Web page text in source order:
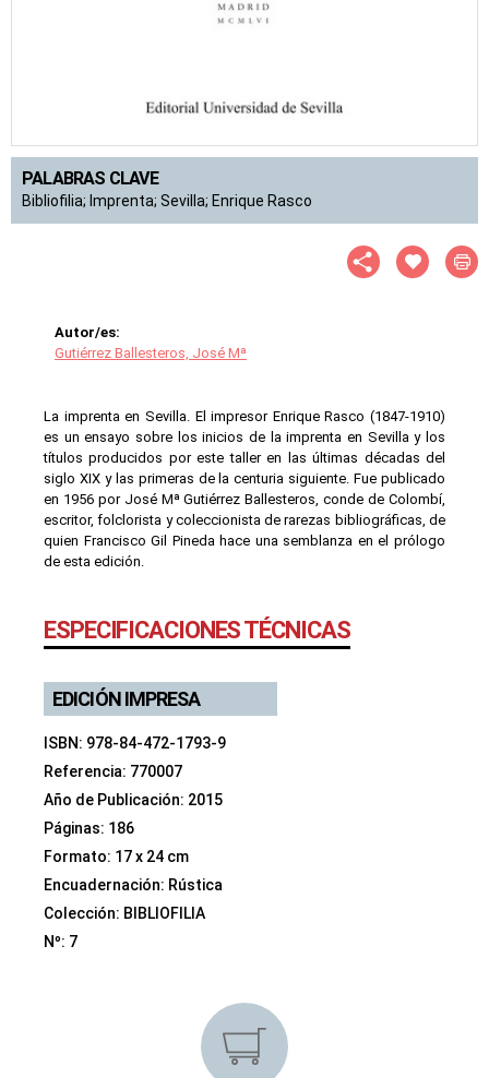
PALABRAS CLAVE
Bibliofilia; Imprenta; Sevilla; Enrique Rasco
Autor/es:
Gutiérrez Ballesteros, José Mª
La imprenta en Sevilla. El impresor Enrique Rasco (1847-1910)
es un ensayo sobre los inicios de la imprenta en Sevilla y los
títulos producidos por este taller en las últimas décadas del
siglo XIX y las primeras de la centuria siguiente. Fue publicado
en 1956 por José Mª Gutiérrez Ballesteros, conde de Colombí,
escritor, folclorista y coleccionista de rarezas bibliográficas, de
quien Francisco Gil Pineda hace una semblanza en el prólogo
de esta edición.
ESPECIFICACIONES TÉCNICAS
EDICIÓN IMPRESA
ISBN: 978-84-472-1793-9
Referencia: 770007
Año de Publicación: 2015
Páginas: 186
Formato: 17 x 24 cm
Encuadernación: Rústica
Colección: BIBLIOFILIA
Nº: 7